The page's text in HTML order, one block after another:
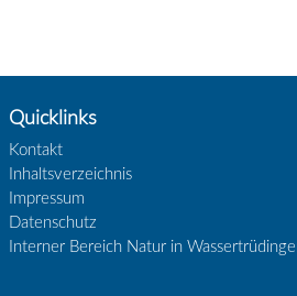
Quicklinks
Kontakt
Inhaltsverzeichnis
Impressum
Datenschutz
Interner Bereich Natur in